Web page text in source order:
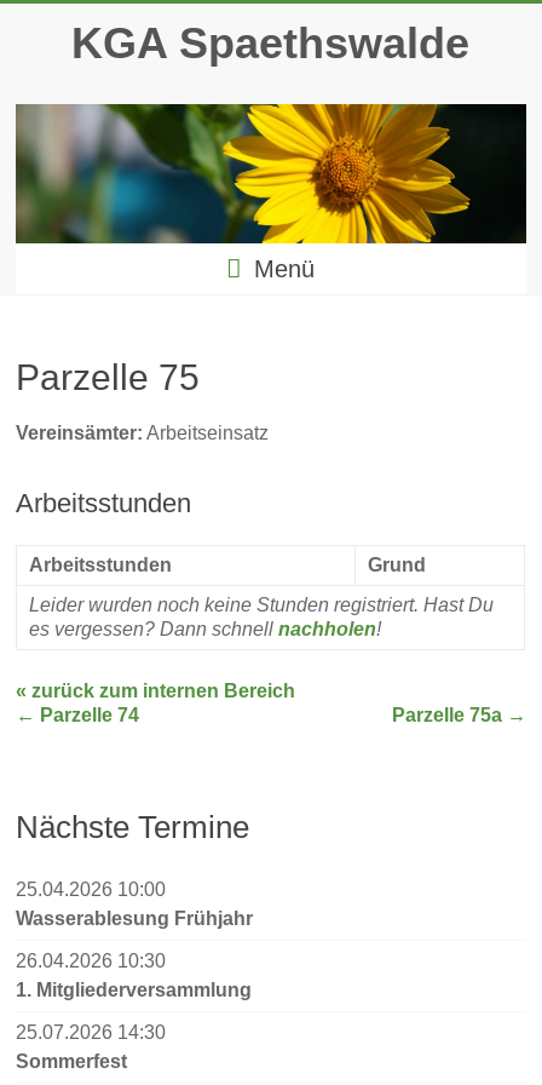
springenKGA Spaethswalde
Menü
Parzelle 75
Vereinsämter: Arbeitseinsatz
Arbeitsstunden
Arbeitsstunden
Grund
Leider wurden noch keine Stunden registriert. Hast Du
es vergessen? Dann schnellnachholen!
« zurück zum internen Bereich
← Parzelle 74 Parzelle 75a →
Nächste Termine
25.04.2026 10:00
Wasserablesung Frühjahr
26.04.2026 10:30
1. Mitgliederversammlung
25.07.2026 14:30
Sommerfest